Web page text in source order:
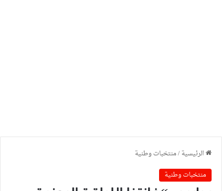
الرئيسية/منتخبات وطنية
منتخبات وطنية